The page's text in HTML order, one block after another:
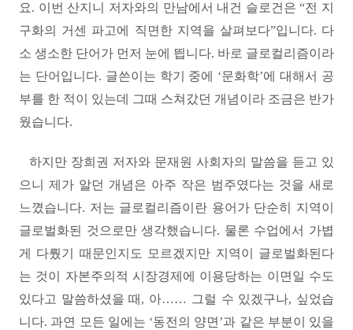
요. 이번 산지니 저자와의 만남에서 내건 슬로건은“전 지
구화의 거센 파고에 직면한 지역을 살펴보다”입니다. 다
소 생소한 단어가 먼저 눈에 띕니다. 바로 글로컬리즘이라
는 단어입니다. 글쓴이는 학기 중에 ‘문화학’에 대해서 공
부를 한 적이 있는데 그때 스쳐갔던 개념이라 조금은 반가
웠습니다.
하지만 장희권 저자와 문재원 사회자의 말씀을 듣고 있
으니 제가 알던 개념은 아주 작은 범주였다는 것을 새로
느꼈습니다. 저는 글로컬리즘이란 용어가 단순히 지역이
글로벌화된 것으로만 생각했습니다. 물론 수업에서 가볍
게 다뤘기 때문인지도 모르겠지만 지역이 글로벌화된다
는 것이 자본주의적 시장경제에 이용당하는 이면일 수도
있다고 말씀하셨을 때 , 아…… 그럴 수 있겠구나, 싶었습
니다. 과연 모든 일에는 ‘동전의 양면 ’과 같은 부분이 있을